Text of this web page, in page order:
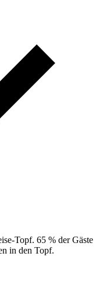
Topf. 65 % der Gäste
in den Topf.